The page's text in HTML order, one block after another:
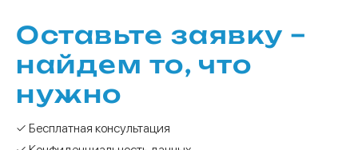
Оставьте заявку –
найдем то, что
нужно
✓ Бесплатная консультация